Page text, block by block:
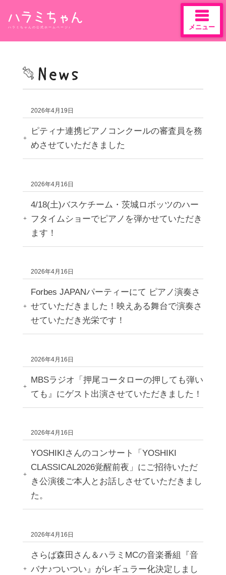
content
ハラミちゃんの公式ホームページ♪ メニュー
2026年4月19日
ピティナ連携ピアノコンクールの審査員を務
めさせていただきました
2026年4月16日
4/18(土)バスケチーム・茨城ロボッツのハー
フタイムショーでピアノを弾かせていただき
ます！
2026年4月16日
Forbes JAPANパーティーにて ピアノ演奏さ
せていただきました！映えある舞台で演奏さ
せていただき光栄です！
2026年4月16日
MBSラジオ「押尾コータローの押しても弾い
ても』にゲスト出演させていただきました！
2026年4月16日
YOSHIKIさんのコンサート「YOSHIKI
CLASSICAL2026覚醒前夜」にご招待いただ
き公演後ご本人とお話しさせていただきまし
た。
2026年4月16日
さらば森田さん＆ハラミMCの音楽番組『音
バナ♪ついつい』がレギュラー化決定しまし